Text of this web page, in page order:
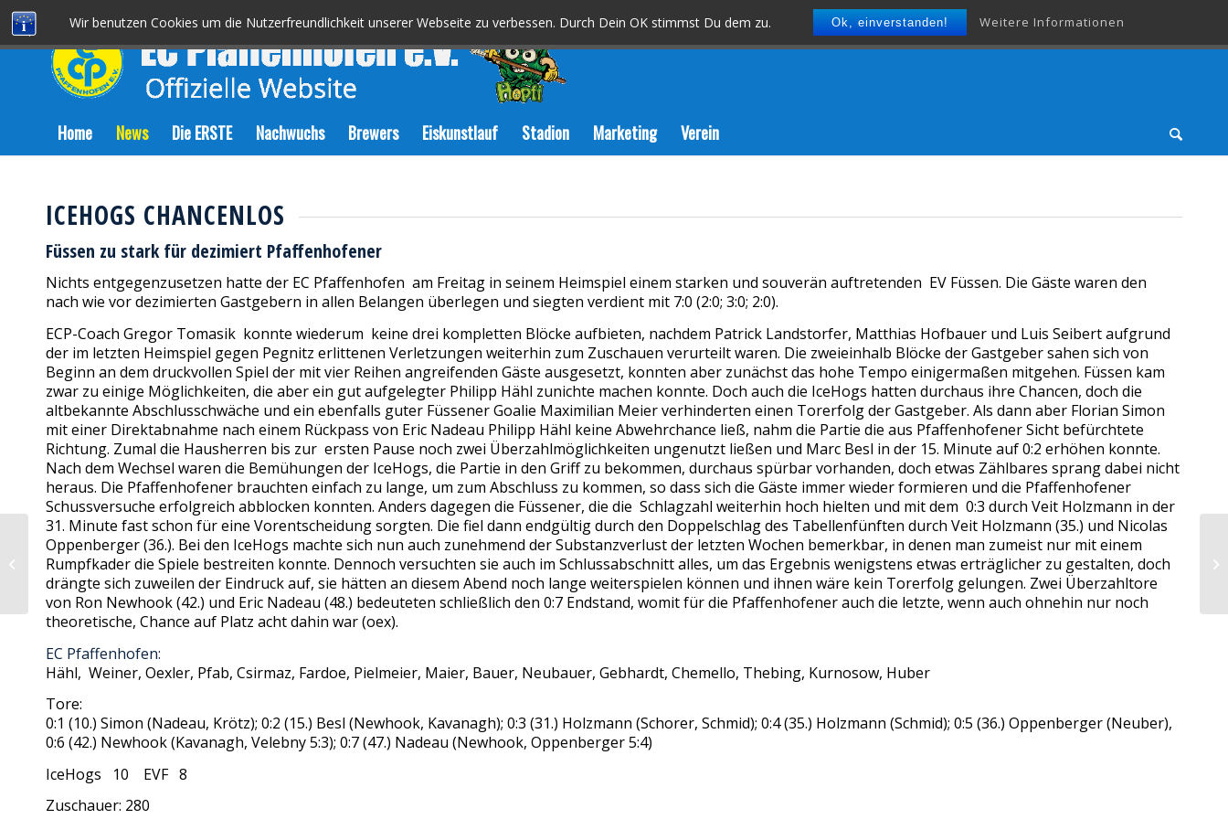
Wir benutzen Cookies um die Nutzerfreundlichkeit unserer Webseite zu verbessen. Durch Dein OK stimmst Du dem zu. Ok, einverstanden! Weitere Informationen
Home News Die ERSTE Nachwuchs Brewers Eiskunstlauf Stadion Marketing Verein
ICEHOGS CHANCENLOS
Füssen zu stark für dezimiert Pfaffenhofener
Nichts entgegenzusetzen hatte der EC Pfaffenhofen am Freitag in seinem Heimspiel einem starken und souverän auftretenden EV Füssen. Die Gäste waren den
nach wie vor dezimierten Gastgebern in allen Belangen überlegen und siegten verdient mit 7:0 (2:0; 3:0; 2:0).
ECP-Coach Gregor Tomasik konnte wiederum keine drei kompletten Blöcke aufbieten, nachdem Patrick Landstorfer, Matthias Hofbauer und Luis Seibert aufgrund
der im letzten Heimspiel gegen Pegnitz erlittenen Verletzungen weiterhin zum Zuschauen verurteilt waren. Die zweieinhalb Blöcke der Gastgeber sahen sich von
Beginn an dem druckvollen Spiel der mit vier Reihen angreifenden Gäste ausgesetzt, konnten aber zunächst das hohe Tempo einigermaßen mitgehen. Füssen kam
zwar zu einige Möglichkeiten, die aber ein gut aufgelegter Philipp Hähl zunichte machen konnte. Doch auch die IceHogs hatten durchaus ihre Chancen, doch die
altbekannte Abschlusschwäche und ein ebenfalls guter Füssener Goalie Maximilian Meier verhinderten einen Torerfolg der Gastgeber. Als dann aber Florian Simon
mit einer Direktabnahme nach einem Rückpass von Eric Nadeau Philipp Hähl keine Abwehrchance ließ, nahm die Partie die aus Pfaffenhofener Sicht befürchtete
Richtung. Zumal die Hausherren bis zur ersten Pause noch zwei Überzahlmöglichkeiten ungenutzt ließen und Marc Besl in der 15. Minute auf 0:2 erhöhen konnte.
Nach dem Wechsel waren die Bemühungen der IceHogs, die Partie in den Griff zu bekommen, durchaus spürbar vorhanden, doch etwas Zählbares sprang dabei nicht
heraus. Die Pfaffenhofener brauchten einfach zu lange, um zum Abschluss zu kommen, so dass sich die Gäste immer wieder formieren und die Pfaffenhofener
Schussversuche erfolgreich abblocken konnten. Anders dagegen die Füssener, die die Schlagzahl weiterhin hoch hielten und mit dem 0:3 durch Veit Holzmann in der
31. Minute fast schon für eine Vorentscheidung sorgten. Die fiel dann endgültig durch den Doppelschlag des Tabellenfünften durch Veit Holzmann (35.) und Nicolas
Oppenberger (36.). Bei den IceHogs machte sich nun auch zunehmend der Substanzverlust der letzten Wochen bemerkbar, in denen man zumeist nur mit einem
Rumpfkader die Spiele bestreiten konnte. Dennoch versuchten sie auch im Schlussabschnitt alles, um das Ergebnis wenigstens etwas erträglicher zu gestalten, doch
drängte sich zuweilen der Eindruck auf, sie hätten an diesem Abend noch lange weiterspielen können und ihnen wäre kein Torerfolg gelungen. Zwei Überzahltore
von Ron Newhook (42.) und Eric Nadeau (48.) bedeuteten schließlich den 0:7 Endstand, womit für die Pfaffenhofener auch die letzte, wenn auch ohnehin nur noch
theoretische, Chance auf Platz acht dahin war (oex).
EC Pfaffenhofen:
Hähl, Weiner, Oexler, Pfab, Csirmaz, Fardoe, Pielmeier, Maier, Bauer, Neubauer, Gebhardt, Chemello, Thebing, Kurnosow, Huber
Tore:
0:1 (10.) Simon (Nadeau, Krötz); 0:2 (15.) Besl (Newhook, Kavanagh); 0:3 (31.) Holzmann (Schorer, Schmid); 0:4 (35.) Holzmann (Schmid); 0:5 (36.) Oppenberger (Neuber),
0:6 (42.) Newhook (Kavanagh, Velebny 5:3); 0:7 (47.) Nadeau (Newhook, Oppenberger 5:4)
IceHogs 10 EVF 8
Zuschauer: 280
ECP Knaben sind
spitze